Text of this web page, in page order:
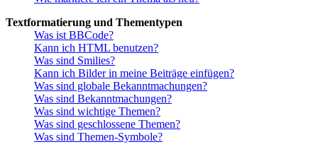
Textformatierung und Thementypen
Was ist BBCode?
Kann ich HTML benutzen?
Was sind Smilies?
Kann ich Bilder in meine Beiträge einfügen?
Was sind globale Bekanntmachungen?
Was sind Bekanntmachungen?
Was sind wichtige Themen?
Was sind geschlossene Themen?
Was sind Themen-Symbole?